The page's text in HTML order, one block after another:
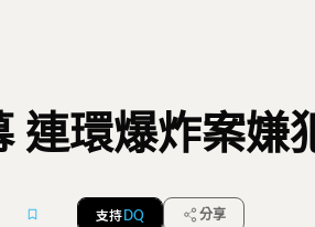
連環爆炸案嫌
支持 DQ 分享